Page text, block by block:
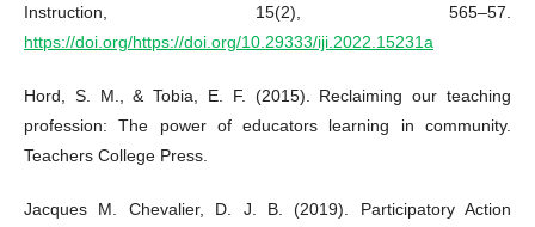
Instruction, 15(2), 565–57.
https://doi.org/https://doi.org/10.29333/iji.2022.15231a
Hord, S. M., & Tobia, E. F. (2015). Reclaiming our teaching
profession: The power of educators learning in community.
Teachers College Press.
Jacques M. Chevalier, D. J. B. (2019). Participatory Action